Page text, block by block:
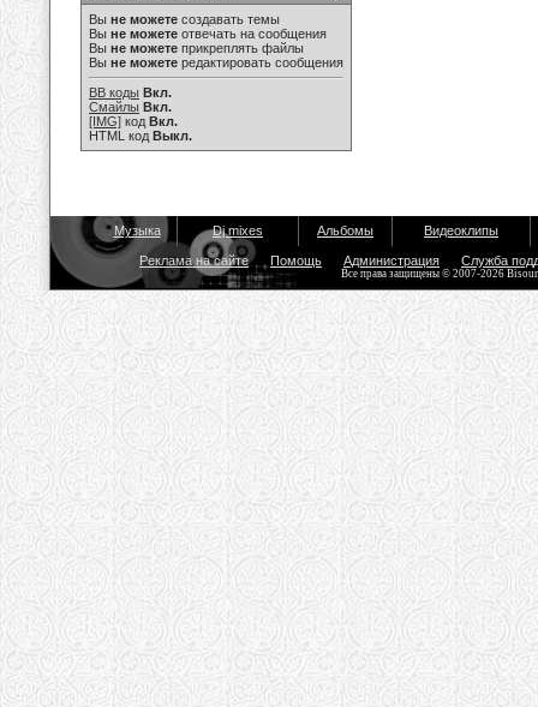
Вы не можете создавать темы
Вы не можете отвечать на сообщения
Вы не можете прикреплять файлы
Вы не можете редактировать сообщения
BB коды Вкл.
Смайлы Вкл.
[IMG] код Вкл.
HTML код Выкл.
Музыка Dj mixes Альбомы Видеоклипы
Реклама на сайте Помощь Администрация Служба
Все права защищены © 2007-2026